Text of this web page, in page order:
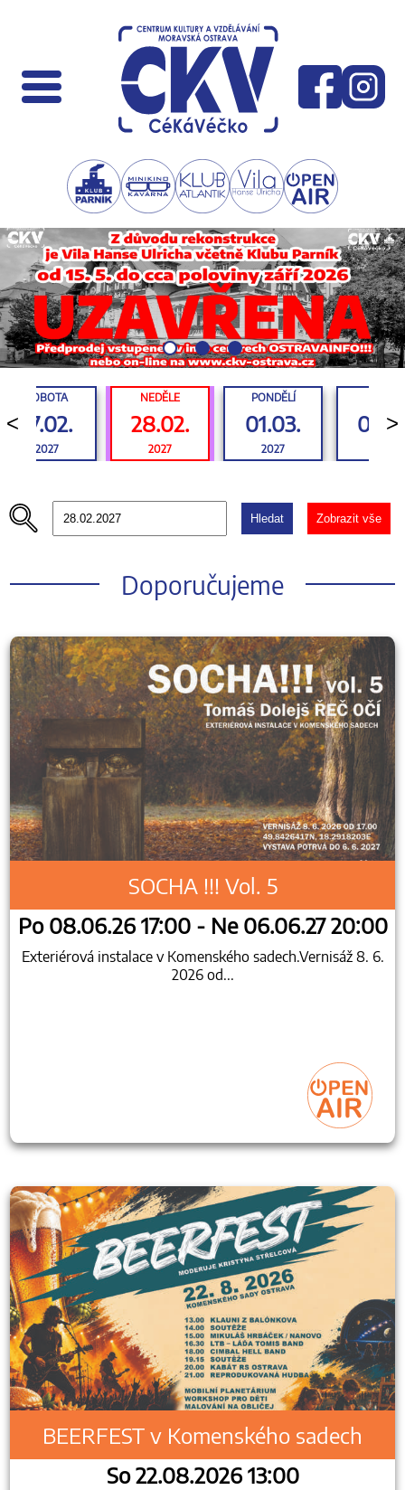
<
SOBOTA
27.02.
2027
NEDĚLE
28.02.
2027
PONDĚLÍ
01.03.
2027
>
Hledat Zobrazit vše
Doporučujeme
SOCHA !!! Vol. 5
Po 08.06.26 17:00 - Ne 06.06.27 20:00
Exteriérová instalace v Komenského sadech.Vernisáž 8. 6.
2026 od...
BEERFEST v Komenského sadech
So 22.08.2026 13:00